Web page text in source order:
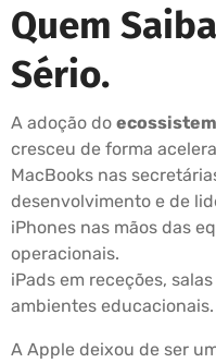
Quem
Sério.
A adoção do
cresceu de forma
MacBooks nas
desenvolvimento e de
iPhones nas mãos das
operacionais.
iPads em receções,
ambientes educacionais.
A Apple deixou de ser